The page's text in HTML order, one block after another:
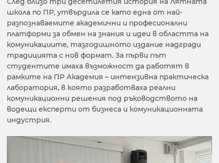
школа по ПР, утвърдила се като една от най-
разпознаваемите академични и професионални
платформи за обмен на знания и идеи в областта на
комуникациите, тазгодишното издание надгради
традицията с нов формат. За първи път
студентите имаха възможност да работят в
рамките на ПР Академия – интензивна практическа
лаборатория, в която разработваха реални
комуникационни решения под ръководството на
водещи експерти от бизнеса и комуникационната
индустрия.